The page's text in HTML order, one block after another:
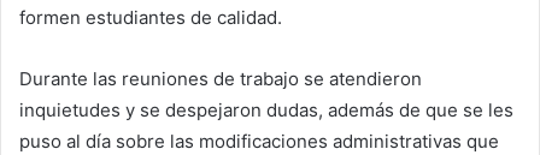
formen estudiantes de calidad.
Durante las reuniones de trabajo se atendieron
inquietudes y se despejaron dudas, además de que se les
puso al día sobre las modificaciones administrativas que